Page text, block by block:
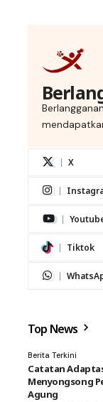
X
Tiktok
Top News
Berita Terkini
Catatan
Menyongsong
Agung